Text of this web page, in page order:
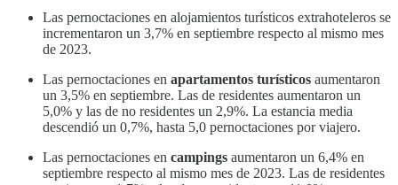
Las pernoctaciones en alojamientos turísticos extrahoteleros se
incrementaron un 3,7% en septiembre respecto al mismo mes
de 2023.
Las pernoctaciones en apartamentos turísticos aumentaron
un 3,5% en septiembre. Las de residentes aumentaron un
5,0% y las de no residentes un 2,9%. La estancia media
descendió un 0,7%, hasta 5,0 pernoctaciones por viajero.
Las pernoctaciones en campings aumentaron un 6,4% en
septiembre respecto al mismo mes de 2023. Las de residentes